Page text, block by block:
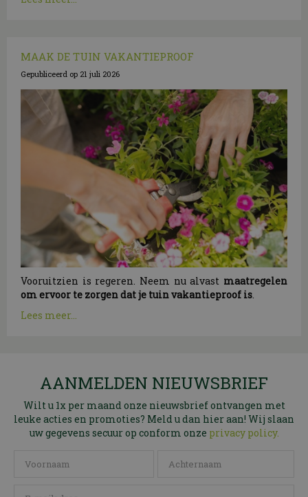
MAAK DE TUIN VAKANTIEPROOF
Gepubliceerd op 21 juli 2026
Vooruitzien is regeren. Neem nu alvast maatregelen
om ervoor te zorgen dat je tuin vakantieproof is
Lees meer...
AANMELDEN NIEUWSBRIEF
Wilt u 1x per maand onze nieuwsbrief ontvangen met
leuke acties en promoties? Meld u dan hier aan! Wij slaan
uw gegevens secuur op conform onze privacy policy.